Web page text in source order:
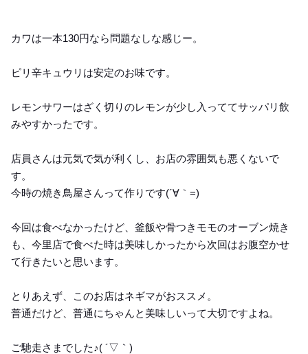
カワは一本130円なら問題なしな感じー。
ピリ辛キュウリは安定のお味です。
レモンサワーはざく切りのレモンが少し入っててサッパリ飲
みやすかったです。
店員さんは元気で気が利くし、お店の雰囲気も悪くないで
す。
今時の焼き鳥屋さんって作りです(´∀｀=)
今回は食べなかったけど、釜飯や骨つきモモのオーブン焼き
も、今里店で食べた時は美味しかったから次回はお腹空かせ
て行きたいと思います。
とりあえず、このお店はネギマがおススメ。
普通だけど、普通にちゃんと美味しいって大切ですよね。
ご馳走さまでした♪( ´▽｀)